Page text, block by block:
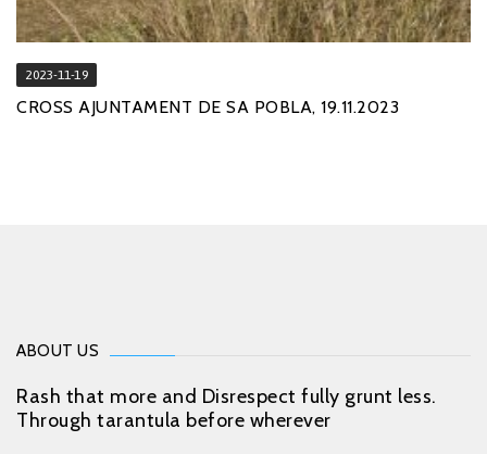
2023-11-19
CROSS AJUNTAMENT DE SA POBLA, 19.11.2023
ABOUT US
Rash that more and Disrespect fully grunt less.
Through tarantula before wherever